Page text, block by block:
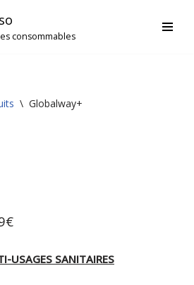
consommables
\ Globalway+
€
USAGES SANITAIRES